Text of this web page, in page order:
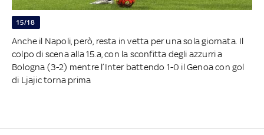
15/18
Anche il Napoli, però, resta in vetta per una sola giornata. Il
colpo di scena alla 15.a, con la sconfitta degli azzurri a
Bologna (3-2) mentre l’Inter battendo 1-0 il Genoa con gol
di Ljajic torna prima